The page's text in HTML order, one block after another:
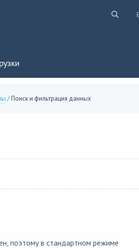
/Поиск и фильтрация данных
поэтому в стандартном режиме